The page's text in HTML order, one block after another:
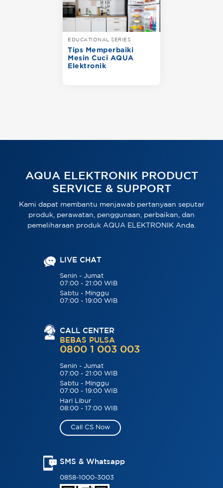
EDUCATIONAL SERIES
Tips Memperbaiki
Mesin Cuci AQUA
Elektronik
AQUA ELEKTRONIK PRODUCT
SERVICE & SUPPORT
Kami dapat membantu menjawab pertanyaan seputar
produk, perawatan, penggunaan, perbaikan, dan
pemeliharaan produk AQUA ELEKTRONIK Anda.
LIVE CHAT
Senin - Jumat
07:00 - 21:00 WIB
Sabtu - Minggu
07:00 - 19:00 WIB
CALL CENTER
BEBAS PULSA
0800 1 003 003
Senin - Jumat
07:00 - 21:00 WIB
Sabtu - Minggu
07:00 - 19:00 WIB
Hari Libur
08:00 - 17:00 WIB
Call CS Now
SMS & Whatsapp
0858-1000-3003